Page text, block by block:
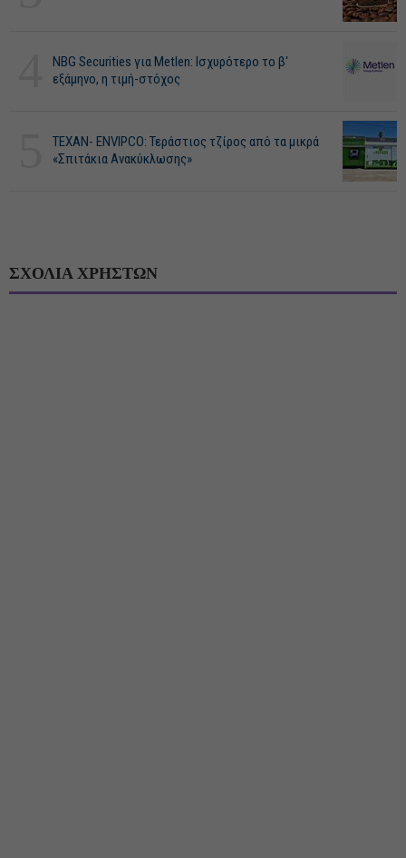
NBG Securities για Metlen: Ισχυρότερο το β'
εξάμηνο, η τιμή-στόχος
ΤΕΧΑΝ- ENVIPCO: Τεράστιος τζίρος από τα μικρά
«Σπιτάκια Ανακύκλωσης»
ΣΧΟΛΙΑ ΧΡΗΣΤΩΝ